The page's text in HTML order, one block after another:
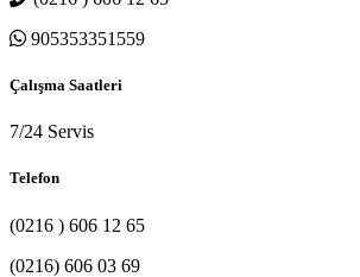
905353351559
Çalışma Saatleri
7/24 Servis
Telefon
(0216 ) 606 12 65
(0216) 606 03 69